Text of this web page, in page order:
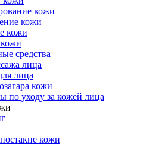
кожи
кожи
кожи
средства
лица
лица
кожи
по уходу за кожей лица
кожи